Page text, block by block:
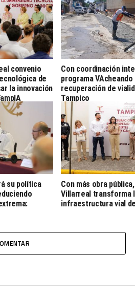
convenio
de
la innovación
Con coordinación
programa VAcheando
recuperación de
Tampico
su política
Con más obra
Villarreal transforma
infraestructura vial